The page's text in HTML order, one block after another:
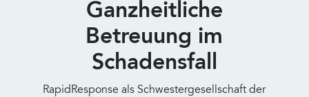
Ganzheitliche
Betreuung im
Schadensfall
RapidResponse als Schwestergesellschaft der